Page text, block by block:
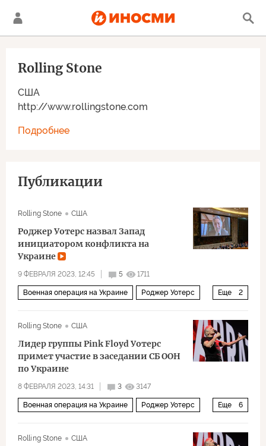
США
http://www.rollingstone.com
Rolling Stone
Подробнее
Публикации
Rolling Stone США
Роджер Уотерс назвал Запад
инициатором конфликта на
Украине
9 ФЕВРАЛЯ 2023, 12:45 5 1711
Еще 2
Военная операция на Украине Роджер Уотерс
Rolling Stone
США
Лидер группы Pink Floyd Уотерс
примет участие в заседании СБ ООН
по Украине
8 ФЕВРАЛЯ 2023, 14:31 3 3147
Еще 6
Военная операция на Украине Роджер Уотерс
Rolling Stone США